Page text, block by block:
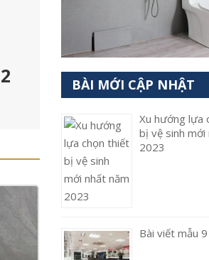
BÀI MỚI CẬP NHẬT
Xu hướng lựa
bị vệ sinh mới
2023
Bài viết mẫu 9